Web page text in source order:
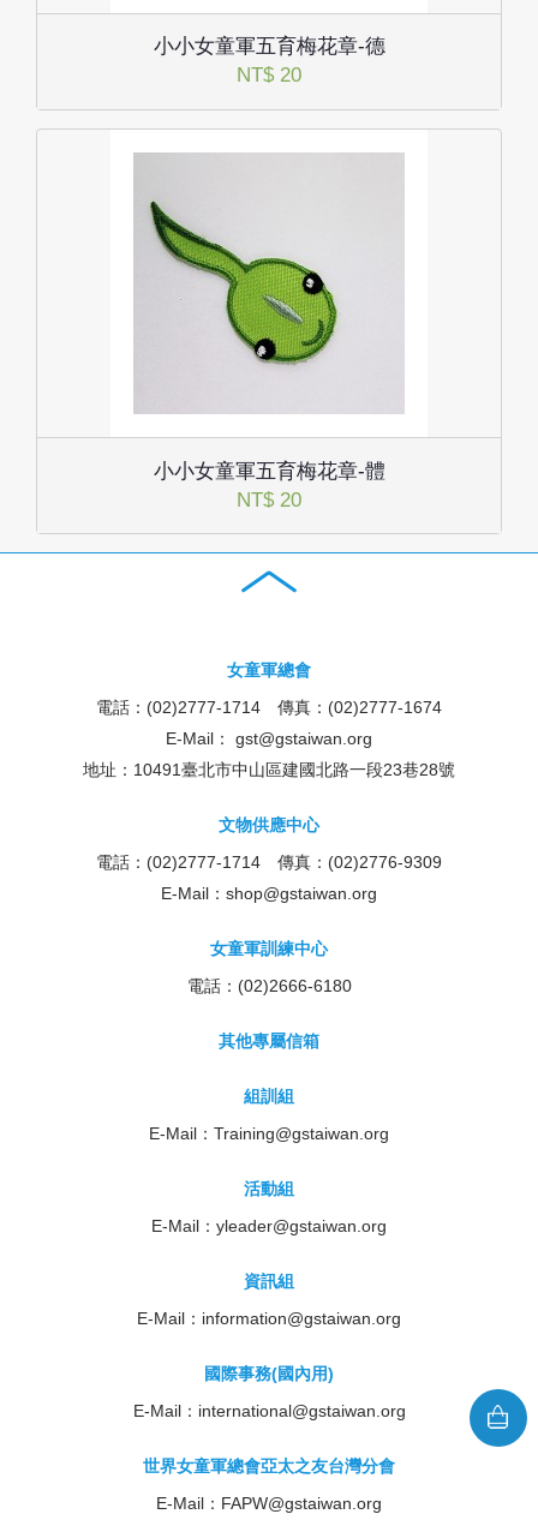
小小女童軍五育梅花章-德
NT$ 20
小小女童軍五育梅花章-體
NT$ 20
女童軍總會
電話：(02)2777-1714 傳真：(02)2777-1674
E-Mail： gst@gstaiwan.org
地址：10491臺北市中山區建國北路一段23巷28號
文物供應中心
電話：(02)2777-1714 傳真：(02)2776-9309
E-Mail： shop@gstaiwan.org
女童軍訓練中心
電話：(02)2666-6180
其他專屬信箱
組訓組
E-Mail： Training@gstaiwan.org
活動組
E-Mail： yleader@gstaiwan.org
資訊組
E-Mail： information@gstaiwan.org
國際事務(國內用)
E-Mail： international@gstaiwan.org
世界女童軍總會亞太之友台灣分會
E-Mail： FAPW@gstaiwan.org